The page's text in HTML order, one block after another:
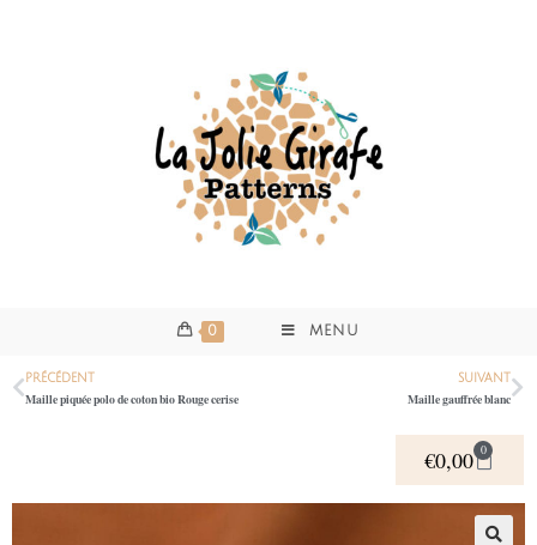
0 MENU
PRÉCÉDENT
Maille piquée polo de coton bio Rouge cerise
SUIVANT
Maille gauffrée blanc
€0,00 0